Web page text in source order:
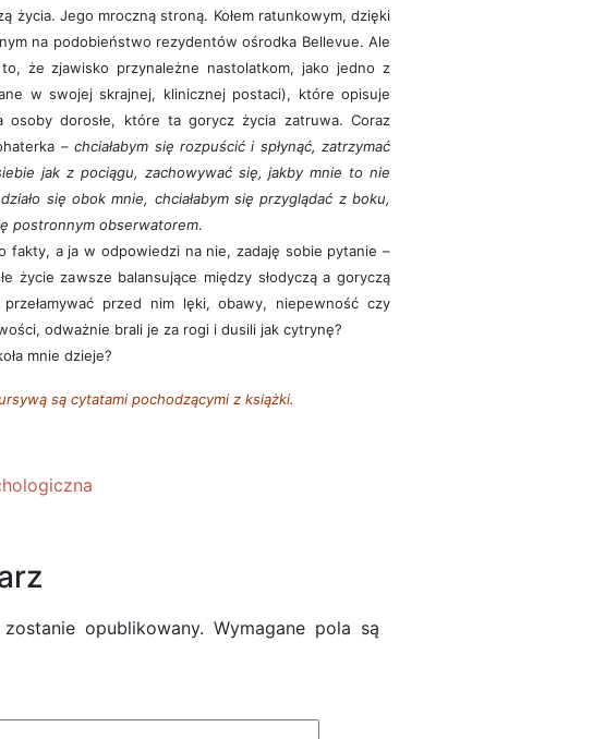
życia. Jego mroczną stroną. Kołem ratunkowym, dzięki
na podobieństwo rezydentów ośrodka Bellevue. Ale
że zjawisko przynależne nastolatkom, jako jedno z
w swojej skrajnej, klinicznej postaci), które opisuje
osoby dorosłe, które ta gorycz życia zatruwa. Coraz
–chciałabym się rozpuścić i spłynąć, zatrzymać
jak z pociągu, zachowywać się, jakby mnie to nie
się obok mnie, chciałabym się przyglądać z boku,
postronnym obserwatorem.
fakty, a ja w odpowiedzi na nie, zadaję sobie pytanie –
życie zawsze balansujące między słodyczą a goryczą
przed nim lęki, obawy, niepewność czy
odważnie brali je za rogi i dusili jak cytrynę?
mnie dzieje?
są cytatami pochodzącymi z książki.
opublikowany. Wymagane pola są